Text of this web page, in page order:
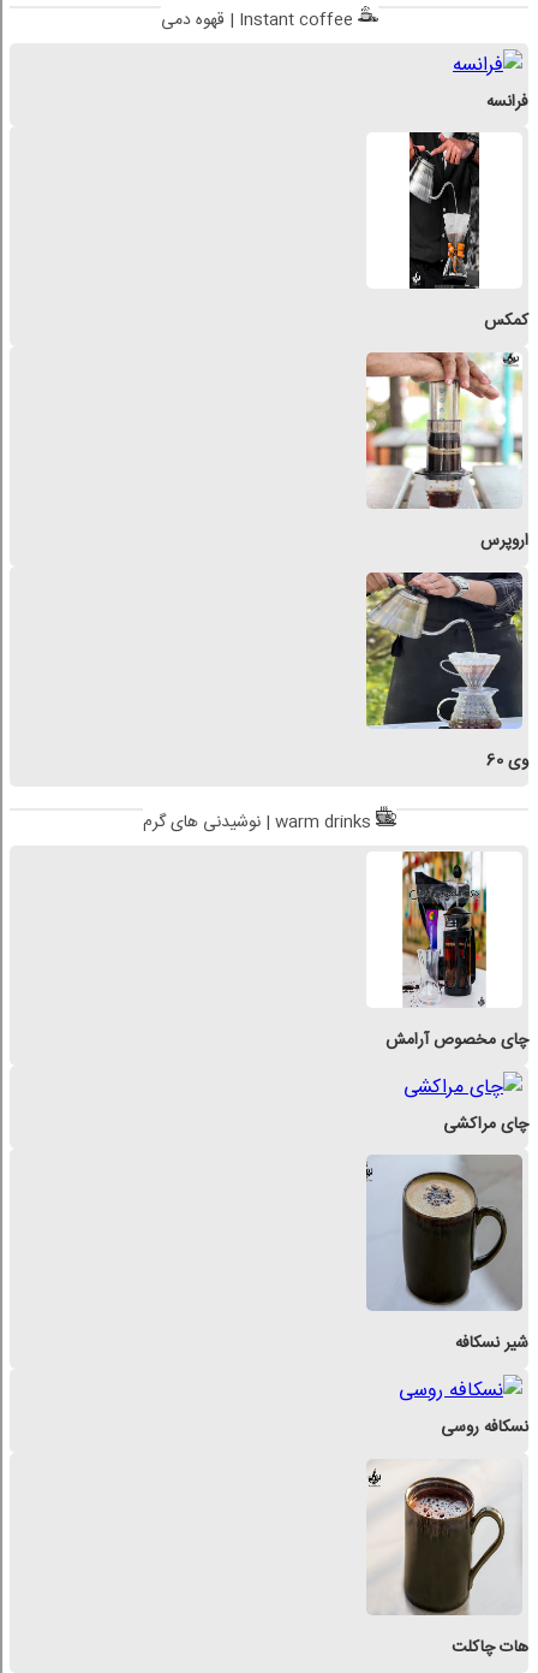
قهوه دمی | Instant coffee
فرانسه
کمکس
اروپرس
وی 60
نوشیدنی های گرم | warm drinks
چای مخصوص آرامش
چای مراکشی
شیر نسکافه
نسکافه روسی
هات چاکلت